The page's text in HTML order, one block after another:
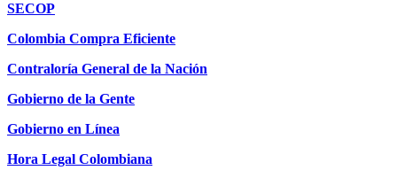
SECOP
Colombia Compra Eficiente
Contraloría General de la Nación
Gobierno de la Gente
Gobierno en Línea
Hora Legal Colombiana